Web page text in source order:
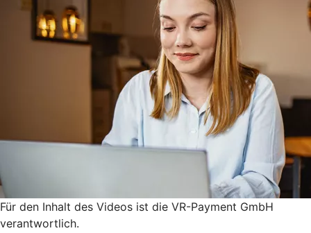
Für den Inhalt des Videos ist die VR-Payment GmbH
verantwortlich.